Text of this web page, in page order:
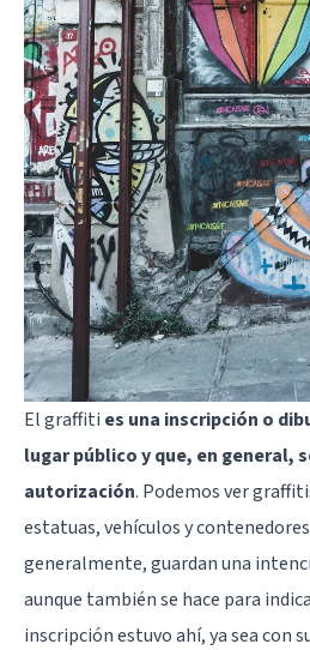
El graffiti es una inscripción o
lugar público y que, en general,
autorización. Podemos ver
estatuas, vehículos y contenedores
generalmente, guardan una
aunque también se hace para
inscripción estuvo ahí, ya sea con